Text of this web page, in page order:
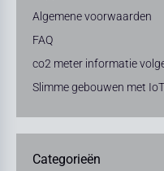
Algemene voorwaarden
FAQ
co2 meter informatie
Slimme gebouwen met
Categorieën